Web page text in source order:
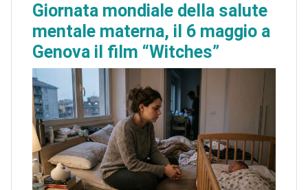
Giornata mondiale della salute
mentale materna, il 6 maggio a
Genova il film “Witches”